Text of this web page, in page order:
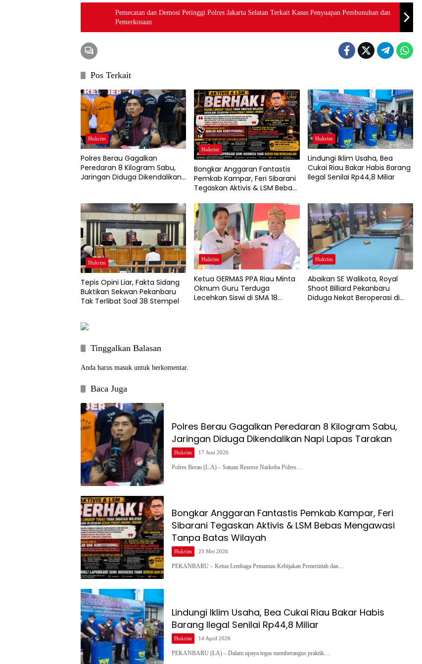
Pemecatan dan Demosi Petinggi Polres Jakarta Selatan Terkait Kasus Penyuapan Pembunuhan dan
Pemerkosaan
Pos Terkait
Hukrim
Polres Berau Gagalkan
Peredaran 8 Kilogram Sabu,
Jaringan Diduga Dikendalikan
Hukrim
Bongkar Anggaran Fantastis
Pemkab Kampar, Feri Sibarani
Tegaskan Aktivis & LSM Bebas
Wilayah
Hukrim
Lindungi Iklim Usaha, Bea
Cukai Riau Bakar Habis Barang
Ilegal Senilai Rp44,8 Miliar
Hukrim
Tepis Opini Liar, Fakta Sidang
Buktikan Sekwan Pekanbaru
Tak Terlibat Soal 38 Stempel
Hukrim
Ketua GERMAS PPA Riau Minta
Oknum Guru Terduga
Lecehkan Siswi di SMA 18
Hukrim
Abaikan SE Walikota, Royal
Shoot Billiard Pekanbaru
Diduga Nekat Beroperasi di
Tinggalkan Balasan
Anda harus masuk untuk berkomentar.
Baca Juga
Polres Berau Gagalkan Peredaran 8 Kilogram Sabu,
Jaringan Diduga Dikendalikan Napi Lapas Tarakan
Hukrim 17 Juni 2026
Polres Berau (L.A) – Satuan Reserse Narkoba Polres…
Bongkar Anggaran Fantastis Pemkab Kampar, Feri
Sibarani Tegaskan Aktivis & LSM Bebas Mengawasi
Tanpa Batas Wilayah
Hukrim 23 Mei 2026
PEKANBARU – Ketua Lembaga Pemantau Kebijakan Pemerintah dan…
Lindungi Iklim Usaha, Bea Cukai Riau Bakar Habis
Barang Ilegal Senilai Rp44,8 Miliar
Hukrim 14 April 2026
PEKANBARU (LA) – Dalam upaya tegas memberangus praktik…